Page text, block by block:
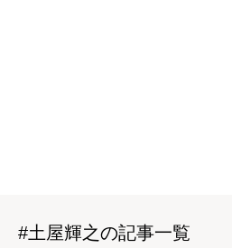
#土屋輝之の記事一覧